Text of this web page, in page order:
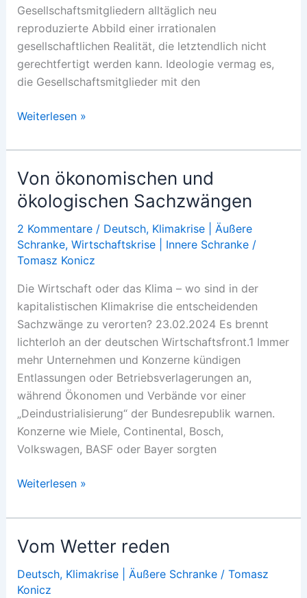
Gesellschaftsmitgliedern alltäglich neu
reproduzierte Abbild einer irrationalen
gesellschaftlichen Realität, die letztendlich nicht
gerechtfertigt werden kann. Ideologie vermag es,
die Gesellschaftsmitglieder mit den
Was
Krisenideologie?
Weiterlesen »
Von ökonomischen und
ökologischen Sachzwängen
2 Kommentare / Deutsch, Klimakrise | Äußere
Schranke, Wirtschaftskrise | Innere Schranke/
Tomasz Konicz
Die Wirtschaft oder das Klima – wo sind in der
kapitalistischen Klimakrise die entscheidenden
Sachzwänge zu verorten? 23.02.2024 Es brennt
lichterloh an der deutschen Wirtschaftsfront.1 Immer
mehr Unternehmen und Konzerne kündigen
Entlassungen oder Betriebsverlagerungen an,
während Ökonomen und Verbände vor einer
„Deindustrialisierung“ der Bundesrepublik warnen.
Konzerne wie Miele, Continental, Bosch,
Volkswagen, BASF oder Bayer sorgten
Von
und
ökologischen
Sachzwängen
Weiterlesen »
Vom Wetter reden
Deutsch, Klimakrise | Äußere Schranke/ Tomasz
Konicz